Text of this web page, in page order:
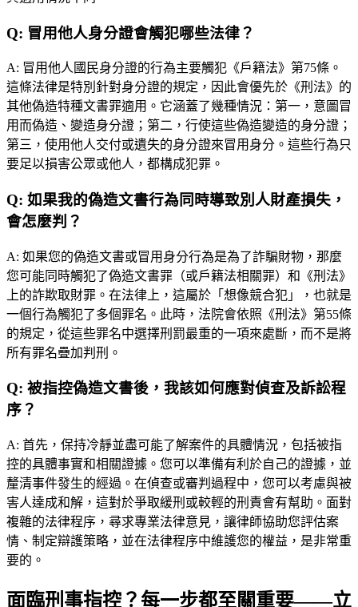
Q: 冒用他人身分證會觸犯哪些法律？
A: 冒用他人國民身分證的行為主要觸犯《戶籍法》第75條。
這條法律是特別針對身分證的規定，因此會優先於《刑法》的
其他偽造特種文書罪適用。它涵蓋了幾種情況：第一，意圖冒
用而偽造、變造身分證；第二，行使這些偽造變造的身分證；
第三，使用他人交付或遺失的身分證來冒用身分。這些行為只
要足以損害公眾或他人，都構成犯罪。
Q: 如果我的偽造文書行為同時導致別人財產損失，
會怎麼判？
A: 如果您的偽造文書或冒用身分行為是為了詐騙財物，那麼
您可能同時觸犯了偽造文書罪（或戶籍法相關罪）和《刑法》
上的詐欺取財罪。在法律上，這屬於「想像競合犯」，也就是
一個行為觸犯了多個罪名。此時，法院會依照《刑法》第55條
的規定，從這些罪名中選擇刑罰最重的一項來處斷，而不是將
所有罪名疊加判刑。
Q: 被指控偽造文書後，我該如何應對偵查及訴訟程
序？
A: 首先，保持冷靜並盡可能了解案件的具體情況，包括被指
控的具體事實和相關證據。您可以準備有利於自己的證據，並
釐清事件發生的經過。在偵查或審判過程中，您可以考慮與被
害人達成和解，這對於爭取緩刑或較輕的刑責會有幫助。面對
複雜的法律程序，尋求專業法律意見，讓律師協助您評估案
情、制定辯護策略，並在法律程序中維護您的權益，是非常重
要的。
面臨刑事指控？每一步都至關重要——立